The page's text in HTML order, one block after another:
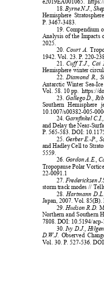
e2019EA001065.
18.Byrne N.J.,
Hemisphere
Р. 3467-3483.
19. Compendium
Analysis of the
2025.
20.Court A.
1942. Vol. 23. P. 220-
21.Cuff T.J., Cai
Hemisphere winter
22.Diamond R.,
Antarctic Winter Sea-
Vol. 58. 10 pp. https://
23.Gallego D.,
Southern
10.1007/s00382-005-
24. Garnfinkel
and Delay the Near-
P. 565-583. DOI:
25. Gerber E.-P.,
and Hadley Cell to
5559.
26. Gordon A.E.,
Tropopause Polar
22-0091.1
27. Fredericksen
storm track modes //
28.Hartmann D.L.
Japan, 2007. Vol. 85(B).
29.Hudson R.D.
Northern and Southern
7808. DOI: 10.5194/
30.Ivy D.J.,
D.W.J. Observed
Vol. 30. P. 527-536.